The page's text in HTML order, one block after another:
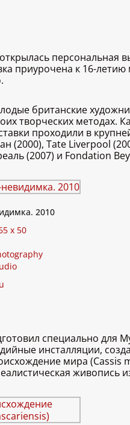
персональная
приурочена к 16-
британские
творческих
проходили в
(2000), Tate Liverpool
(2007) и Fondation
2010
x 50
специально для
инсталляции,
мира (Cassis
живопись